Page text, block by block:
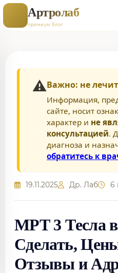
Артролаб
премиум блог
⚠️Важно: не
Информация,
сайте, носит
характер и не
консультацией.
диагноза и
обратитесь к
19.11.2025 Др. Лаб 6
МРТ 3 Тесла
Сделать,
Отзывы и